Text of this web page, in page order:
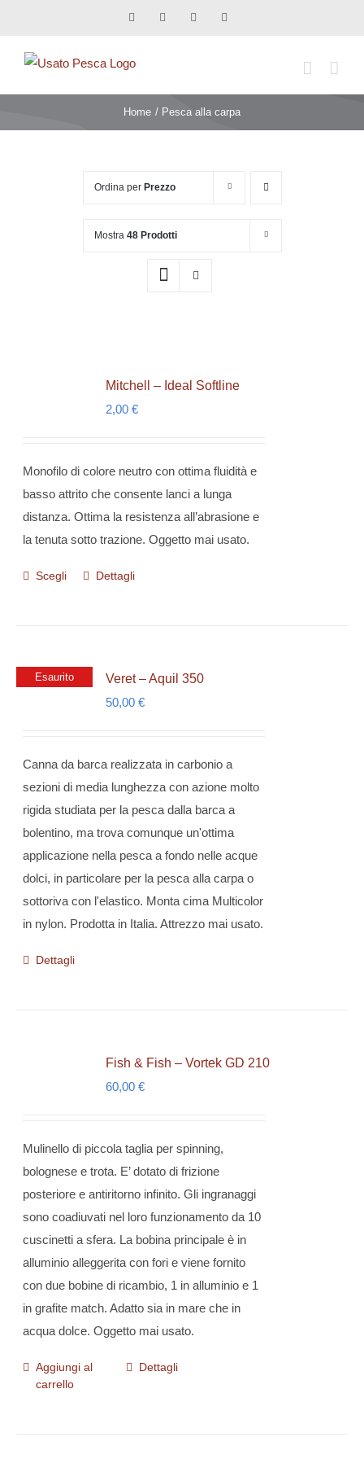
contenuto
Facebook Instagram
Home Pesca alla carpa
Ordina per Prezzo
Mostra 48 Prodotti
Mitchell – Ideal Softline
2,00€
Monofilo di colore neutro con ottima fluidità e
basso attrito che consente lanci a lunga
distanza. Ottima la resistenza all’abrasione e
la tenuta sotto trazione. Oggetto mai usato.
Scegli
Questo
varianti.
Le
essere
scelte
nella
pagina
del
prodotto
Dettagli
Esaurito
Veret – Aquil 350
50,00€
Canna da barca realizzata in carbonio a
sezioni di media lunghezza con azione molto
rigida studiata per la pesca dalla barca a
bolentino, ma trova comunque un'ottima
applicazione nella pesca a fondo nelle acque
dolci, in particolare per la pesca alla carpa o
sottoriva con l'elastico. Monta cima Multicolor
in nylon. Prodotta in Italia. Attrezzo mai usato.
Dettagli
Fish & Fish – Vortek GD 210
60,00€
Mulinello di piccola taglia per spinning,
bolognese e trota. E’ dotato di frizione
posteriore e antiritorno infinito. Gli ingranaggi
sono coadiuvati nel loro funzionamento da 10
cuscinetti a sfera. La bobina principale è in
alluminio alleggerita con fori e viene fornito
con due bobine di ricambio, 1 in alluminio e 1
in grafite match. Adatto sia in mare che in
acqua dolce. Oggetto mai usato.
Aggiungi al
carrello
Dettagli